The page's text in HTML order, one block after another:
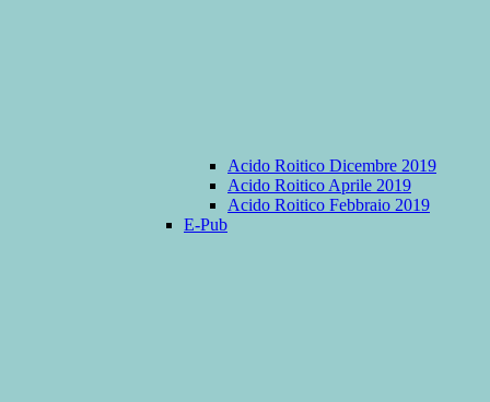
Acido Roitico Dicembre 2019
Acido Roitico Aprile 2019
Acido Roitico Febbraio 2019
E-Pub